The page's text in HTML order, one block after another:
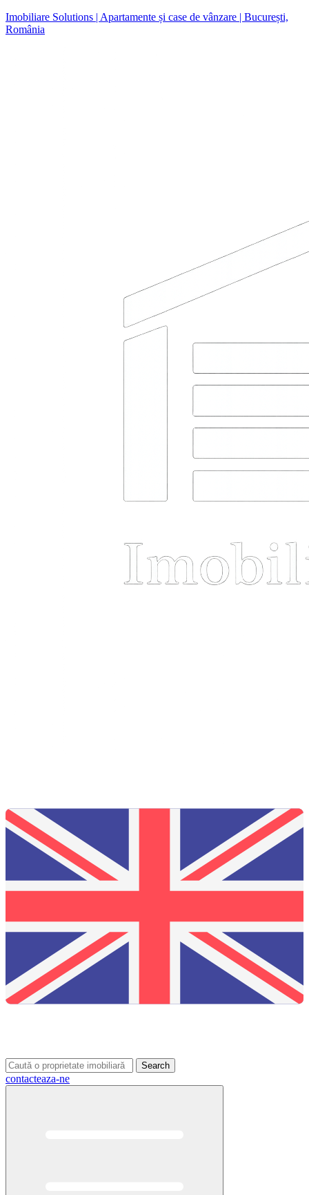
Imobiliare Solutions | Apartamente și case de vânzare | București,
România
Search
contacteaza-ne